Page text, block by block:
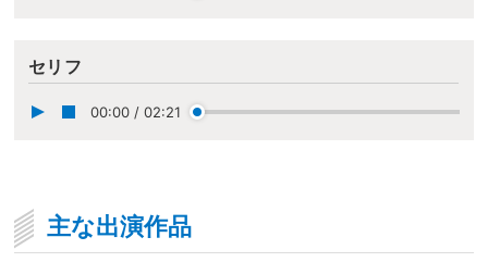
セリフ
00:00 / 02:21
主な出演作品